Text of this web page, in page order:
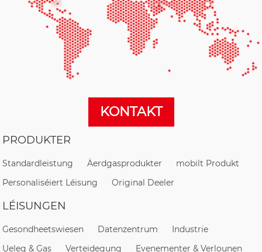
KONTAKT
PRODUKTER
Standardleistung Äerdgasprodukter
mobilt Produkt
Personaliséiert Léisung
Original Deeler
LÉISUNGEN
Gesondheetswiesen Datenzentrum
Industrie
Ueleg & Gas
Verteidegung Evenementer & Verlounen